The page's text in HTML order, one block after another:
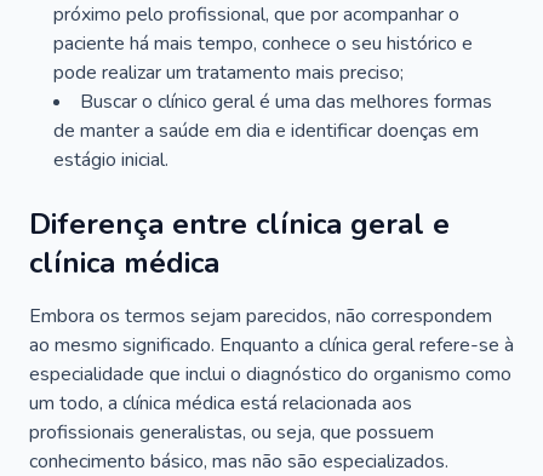
próximo pelo profissional, que por acompanhar o
paciente há mais tempo, conhece o seu histórico e
pode realizar um tratamento mais preciso;
Buscar o clínico geral é uma das melhores formas
de manter a saúde em dia e identificar doenças em
estágio inicial.
Diferença entre clínica geral e
clínica médica
Embora os termos sejam parecidos, não correspondem
ao mesmo significado. Enquanto a clínica geral refere-se à
especialidade que inclui o diagnóstico do organismo como
um todo, a clínica médica está relacionada aos
profissionais generalistas, ou seja, que possuem
conhecimento básico, mas não são especializados.